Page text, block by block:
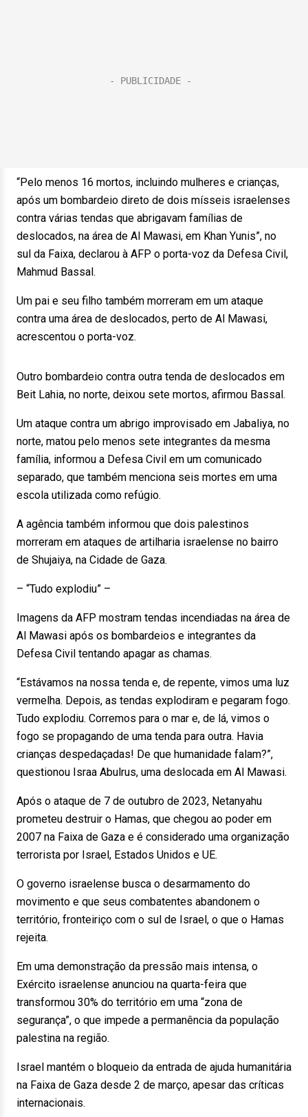
“Pelo menos 16 mortos, incluindo mulheres e crianças,
após um bombardeio direto de dois mísseis israelenses
contra várias tendas que abrigavam famílias de
deslocados, na área de Al Mawasi, em Khan Yunis”, no
sul da Faixa, declarou à AFP o porta-voz da Defesa Civil,
Mahmud Bassal.
Um pai e seu filho também morreram em um ataque
contra uma área de deslocados, perto de Al Mawasi,
acrescentou o porta-voz.
Outro bombardeio contra outra tenda de deslocados em
Beit Lahia, no norte, deixou sete mortos, afirmou Bassal.
Um ataque contra um abrigo improvisado em Jabaliya, no
norte, matou pelo menos sete integrantes da mesma
família, informou a Defesa Civil em um comunicado
separado, que também menciona seis mortes em uma
escola utilizada como refúgio.
A agência também informou que dois palestinos
morreram em ataques de artilharia israelense no bairro
de Shujaiya, na Cidade de Gaza.
– “Tudo explodiu” –
Imagens da AFP mostram tendas incendiadas na área de
Al Mawasi após os bombardeios e integrantes da
Defesa Civil tentando apagar as chamas.
“Estávamos na nossa tenda e, de repente, vimos uma luz
vermelha. Depois, as tendas explodiram e pegaram fogo.
Tudo explodiu. Corremos para o mar e, de lá, vimos o
fogo se propagando de uma tenda para outra. Havia
crianças despedaçadas! De que humanidade falam?”,
questionou Israa Abulrus, uma deslocada em Al Mawasi.
Após o ataque de 7 de outubro de 2023, Netanyahu
prometeu destruir o Hamas, que chegou ao poder em
2007 na Faixa de Gaza e é considerado uma organização
terrorista por Israel, Estados Unidos e UE.
O governo israelense busca o desarmamento do
movimento e que seus combatentes abandonem o
território, fronteiriço com o sul de Israel, o que o Hamas
rejeita.
Em uma demonstração da pressão mais intensa, o
Exército israelense anunciou na quarta-feira que
transformou 30% do território em uma “zona de
segurança”, o que impede a permanência da população
palestina na região.
Israel mantém o bloqueio da entrada de ajuda humanitária
na Faixa de Gaza desde 2 de março, apesar das críticas
internacionais.